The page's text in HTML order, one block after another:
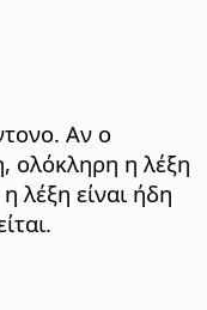
Αν ο
ολόκληρη η λέξη
λέξη είναι ήδη